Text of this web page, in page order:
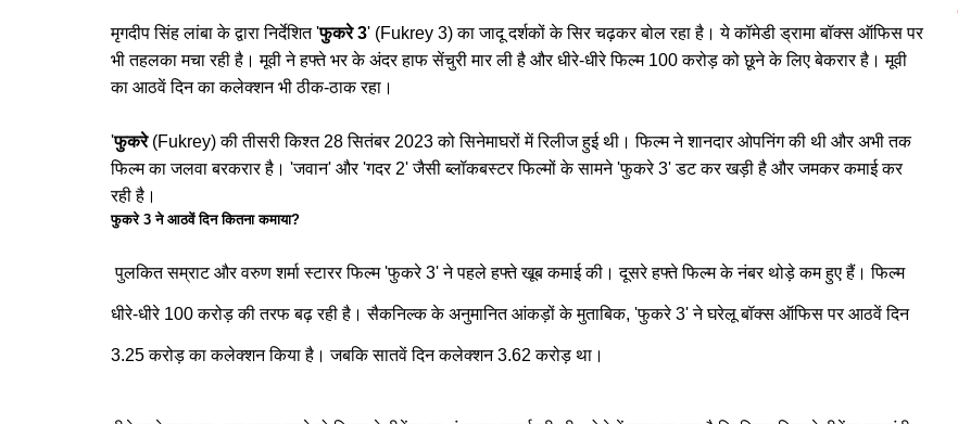
मृगदीप सिंह लांबा के द्वारा निर्देशित 'फुकरे 3' (Fukrey 3) का जादू दर्शकों के सिर चढ़कर बोल रहा है। ये कॉमेडी ड्रामा बॉक्स ऑफिस पर
भी तहलका मचा रही है। मूवी ने हफ्ते भर के अंदर हाफ सेंचुरी मार ली है और धीरे-धीरे फिल्म 100 करोड़ को छूने के लिए बेकरार है। मूवी
का आठवें दिन का कलेक्शन भी ठीक-ठाक रहा।
'फुकरे (Fukrey) की तीसरी किश्त 28 सितंबर 2023 को सिनेमाघरों में रिलीज हुई थी। फिल्म ने शानदार ओपनिंग की थी और अभी तक
फिल्म का जलवा बरकरार है। 'जवान' और 'गदर 2' जैसी ब्लॉकबस्टर फिल्मों के सामने 'फुकरे 3' डट कर खड़ी है और जमकर कमाई कर
रही है।
फुकरे 3 ने आठवें दिन कितना कमाया?
पुलकित सम्राट और वरुण शर्मा स्टारर फिल्म 'फुकरे 3' ने पहले हफ्ते खूब कमाई की। दूसरे हफ्ते फिल्म के नंबर थोड़े कम हुए हैं। फिल्म
धीरे-धीरे 100 करोड़ की तरफ बढ़ रही है। सैकनिल्क के अनुमानित आंकड़ों के मुताबिक, 'फुकरे 3' ने घरेलू बॉक्स ऑफिस पर आठवें दिन
3.25 करोड़ का कलेक्शन किया है। जबकि सातवें दिन कलेक्शन 3.62 करोड़ था।